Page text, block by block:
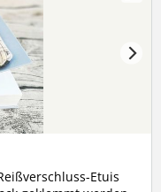
Etuis